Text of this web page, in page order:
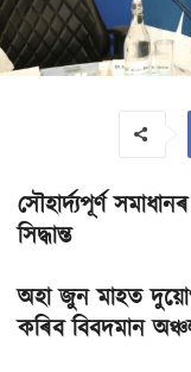
সৌহার্দ্যপূর্ণ
সিদ্ধান্ত
অহা জুন মাহত
কৰিব বিবদমান